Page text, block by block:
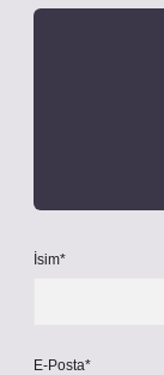
İsim*
E-Posta*